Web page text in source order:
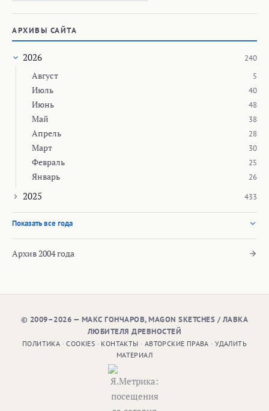
АРХИВЫ САЙТА
2026 240
Август 5
Июль 40
Июнь 48
Май 38
Апрель 28
Март 30
Февраль 25
Январь 26
2025 433
Показать все года
Архив 2004 года
© 2009–2026 — МАКС ГОНЧАРОВ, MAGON SKETCHES / ЛАВКА
ЛЮБИТЕЛЯ ДРЕВНОСТЕЙ
ПОЛИТИКА ·COOKIES · КОНТАКТЫ · АВТОРСКИЕ ПРАВА ·УДАЛИТЬ
МАТЕРИАЛ